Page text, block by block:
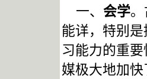
一、 会学
能详，特别
习能力的重
媒极大地加